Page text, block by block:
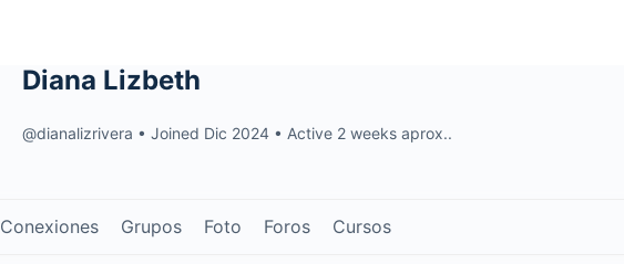
Diana Lizbeth
@dianalizrivera • Joined Dic 2024 • Active 2 weeks aprox..
Conexiones Grupos Foto Foros Cursos